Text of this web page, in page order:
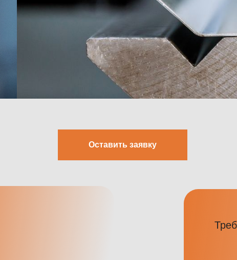
Оставить заявку